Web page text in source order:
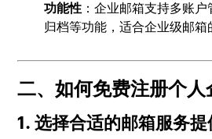
功能性 ：企业邮箱支持多账
归档等功能，适合企业级邮箱
二、如何免费注册个人
1. 选择合适的邮箱服务提